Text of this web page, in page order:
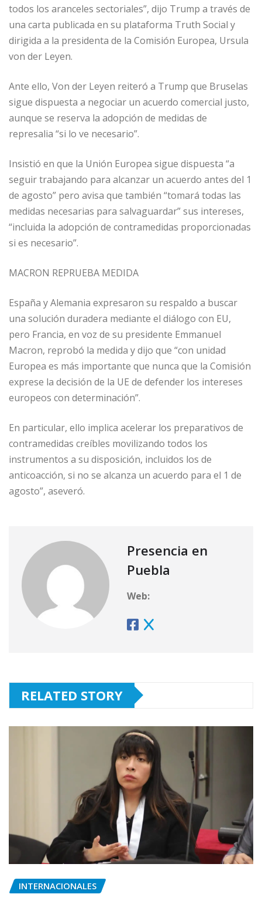
todos los aranceles sectoriales”, dijo Trump a través de
una carta publicada en su plataforma Truth Social y
dirigida a la presidenta de la Comisión Europea, Ursula
von der Leyen.
Ante ello, Von der Leyen reiteró a Trump que Bruselas
sigue dispuesta a negociar un acuerdo comercial justo,
aunque se reserva la adopción de medidas de
represalia “si lo ve necesario”.
Insistió en que la Unión Europea sigue dispuesta “a
seguir trabajando para alcanzar un acuerdo antes del 1
de agosto” pero avisa que también “tomará todas las
medidas necesarias para salvaguardar” sus intereses,
“incluida la adopción de contramedidas proporcionadas
si es necesario”.
MACRON REPRUEBA MEDIDA
España y Alemania expresaron su respaldo a buscar
una solución duradera mediante el diálogo con EU,
pero Francia, en voz de su presidente Emmanuel
Macron, reprobó la medida y dijo que “con unidad
Europea es más importante que nunca que la Comisión
exprese la decisión de la UE de defender los intereses
europeos con determinación”.
En particular, ello implica acelerar los preparativos de
contramedidas creíbles movilizando todos los
instrumentos a su disposición, incluidos los de
anticoacción, si no se alcanza un acuerdo para el 1 de
agosto”, aseveró.
Presencia en
Puebla
Web:
RELATED STORY
INTERNACIONALES